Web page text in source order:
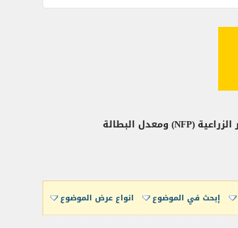
إبحث في الموضوع انواع عرض الموضوع